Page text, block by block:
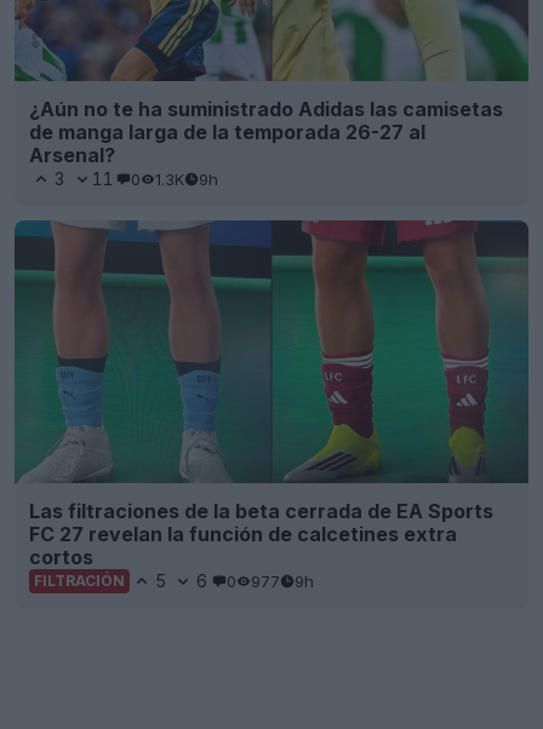
¿Aún no te ha suministrado Adidas las camisetas
de manga larga de la temporada 26-27 al
Arsenal?
3 11 0 1.3K 9h
Las filtraciones de la beta cerrada de EA Sports
FC 27 revelan la función de calcetines extra
cortos
FILTRACIÓN 5 6 0 977 9h